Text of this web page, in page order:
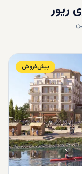
ریور
پیش‌فروش